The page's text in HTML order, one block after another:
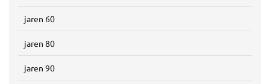
jaren 60
jaren 80
jaren 90